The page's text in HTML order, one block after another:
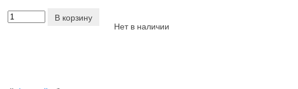
В корзину
Нет в наличии